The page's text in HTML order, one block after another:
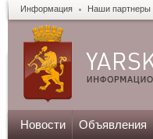
Информация Наши партнеры
Новости Объявления